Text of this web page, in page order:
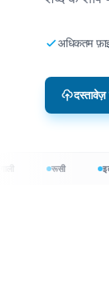
का 120+ भाषाओं
अधिकतम
रूसी इतालवी